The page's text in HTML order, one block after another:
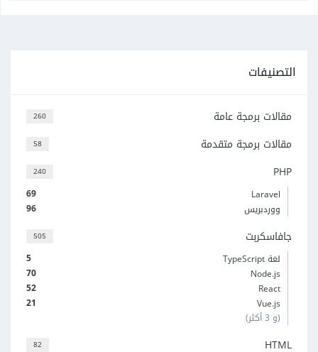
التصنيفات
260 مقالات برمجة عامة
58 مقالات برمجة متقدمة
240 PHP
69
Laravel
96
ووردبريس
505 جافاسكربت
5
لغة TypeScript
70
Node.js
52
React
21
Vue.js
(و 3 أكثر)
82 HTML